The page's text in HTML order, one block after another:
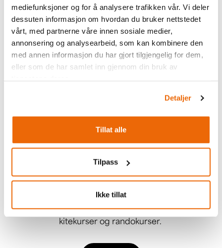
mediefunksjoner og for å analysere trafikken vår. Vi deler
dessuten informasjon om hvordan du bruker nettstedet
vårt, med partnerne våre innen sosiale medier,
annonsering og analysearbeid, som kan kombinere den
med annen informasjon du har gjort tilgjengelig for dem,
eller som de har samlet inn gjennom din bruk av
Detaljer
Tillat alle
Tilpass
Ikke tillat
ordre, skal alle oplysninger udfyldes, og alle kort
skal bekræftes, før nogen af dem kan bruges.
Hvis du skal hente et nyt WTP-kort, skal du følge
samme procedure for at hente et nyt kort i
afhentningsboksen som for almindelige liftkort.
Tyin Filefjell Skicenter
Hos os finder du både fine familieløjper og mere
udfordrende løjper. Vi tilbyder skiskole og
snowboardskole, foruden vores lavinekurser,
kitekurser og randokurser.